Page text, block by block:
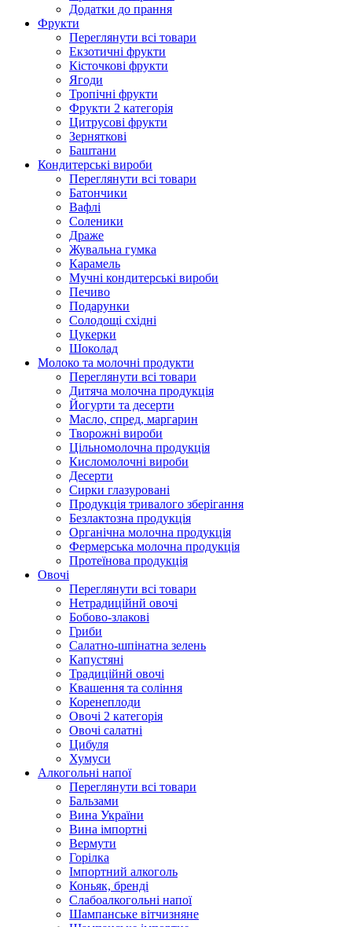
Додатки до прання
Фрукти
Переглянути всі товари
Екзoтичні фрукти
Кісточкові фрукти
Ягоди
Тропічні фрукти
Фрукти 2 категорія
Цитрусові фрукти
Зерняткові
Баштани
Кондитерські вироби
Переглянути всі товари
Батончики
Вафлі
Соленики
Драже
Жувальнa гумка
Карамель
Мучні кондитерські вироби
Печиво
Подарунки
Солодощі східні
Цукерки
Шоколад
Молоко та молочні продукти
Переглянути всі товари
Дитяча молочна продукція
Йогурти та десерти
Масло, спред, маргарин
Творожні вироби
Цільномолочна продукція
Кисломолочні вироби
Десерти
Сирки глазуровані
Продукція тривалого зберігання
Безлактозна продукція
Органічна молочна продукція
Фермерська молочна продукція
Протеїнова продукція
Овочі
Переглянути всі товари
Нетрадиційнй овочі
Бобово-злакові
Гриби
Салатно-шпінатна зелень
Капустяні
Традиційнй овочі
Квашення та соління
Корeнеплоди
Овочі 2 категорія
Овочі салатні
Цибуля
Хумуси
Алкогольні напої
Переглянути всі товари
Бальзами
Вина України
Вина імпортні
Вермути
Горілка
Імпортний алкоголь
Коньяк, бренді
Слабоалкогольні напої
Шампанське вітчизняне